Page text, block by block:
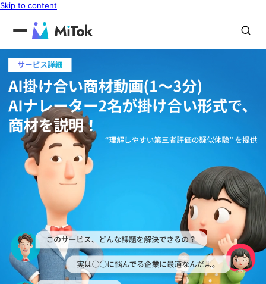
Skip to content
サービス詳細